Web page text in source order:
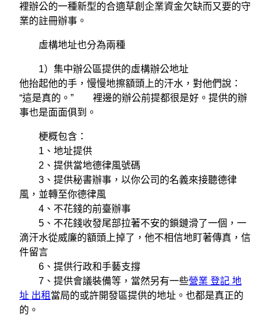
裡辦公的一種新型的合適草創企業資金欠缺而又要的守
業的註冊辦事。
虛構地址也分為兩種
1）集中辦公區提供的虛構辦公地址
他抬起他的手，慢慢地擦額頭上的汗水，對他們說：
“這是真的。” 裡邊的辦公前提都很是好。提供的辦
事也是面面俱到。
梗概包含：
1、地址提供
2、提供當地德律風號碼
3、提供秘書辦事，以你公司的名義來接聽德律
風，並轉至你德律風
4、不花錢的前臺辦事
5、不花錢收發尾部拉著不安的鎖鏈滑了一個，一
滴汗水從威廉的額頭上掉了，他不相信地盯著傳真，信
件留言
6、提供行政和手藝支撐
7、提供會議裝備等，當然另有一些營業 登記 地
址 出租 當局的或許開發區提供的地址。也都是真正的
的。